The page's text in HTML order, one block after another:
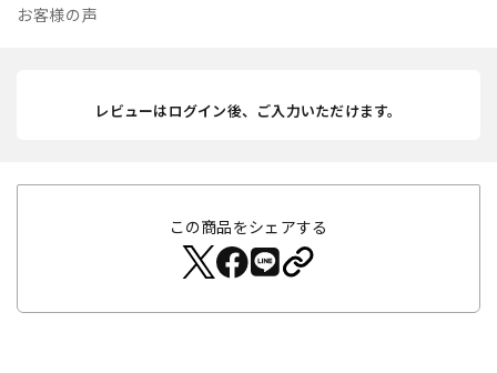
お客様の声
レビューはログイン後、ご入力いただけます。
この商品をシェアする